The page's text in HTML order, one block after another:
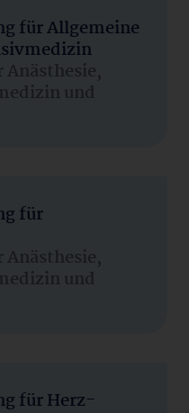
für Allgemeine
und
für
und
für Herz-